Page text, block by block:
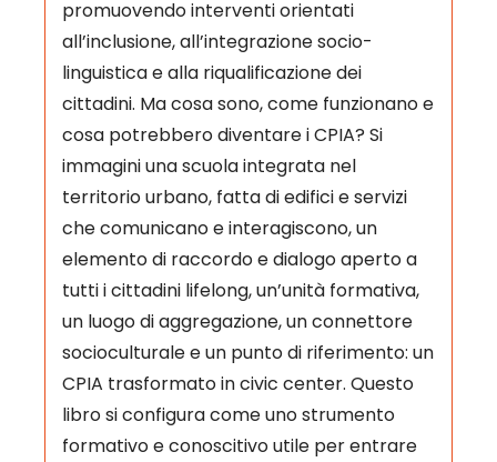
promuovendo interventi orientati
all’inclusione, all’integrazione socio-
linguistica e alla riqualificazione dei
cittadini. Ma cosa sono, come funzionano e
cosa potrebbero diventare i CPIA? Si
immagini una scuola integrata nel
territorio urbano, fatta di edifici e servizi
che comunicano e interagiscono, un
elemento di raccordo e dialogo aperto a
tutti i cittadini lifelong, un’unità formativa,
un luogo di aggregazione, un connettore
socioculturale e un punto di riferimento: un
CPIA trasformato in civic center. Questo
libro si configura come uno strumento
formativo e conoscitivo utile per entrare